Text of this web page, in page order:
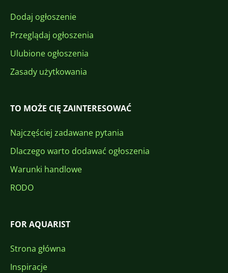
Dodaj ogłoszenie
Przeglądaj ogłoszenia
Ulubione ogłoszenia
Zasady użytkowania
TO MOŻE CIĘ ZAINTERESOWAĆ
Najczęściej zadawane pytania
Dlaczego warto dodawać ogłoszenia
Warunki handlowe
RODO
FOR AQUARIST
Strona główna
Inspiracje